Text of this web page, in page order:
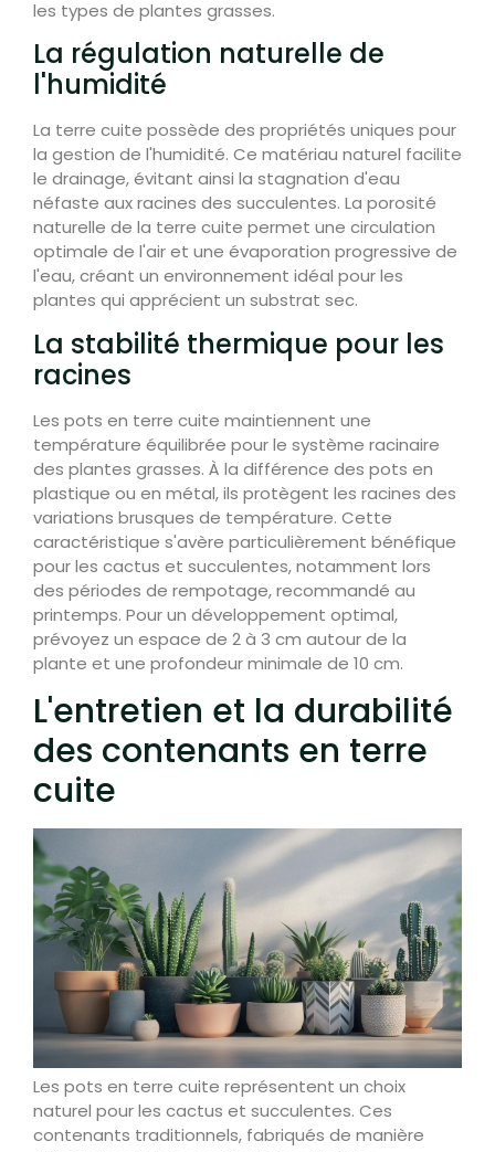
les types de plantes grasses.
La régulation naturelle de
l'humidité
La terre cuite possède des propriétés uniques pour
la gestion de l'humidité. Ce matériau naturel facilite
le drainage, évitant ainsi la stagnation d'eau
néfaste aux racines des succulentes. La porosité
naturelle de la terre cuite permet une circulation
optimale de l'air et une évaporation progressive de
l'eau, créant un environnement idéal pour les
plantes qui apprécient un substrat sec.
La stabilité thermique pour les
racines
Les pots en terre cuite maintiennent une
température équilibrée pour le système racinaire
des plantes grasses. À la différence des pots en
plastique ou en métal, ils protègent les racines des
variations brusques de température. Cette
caractéristique s'avère particulièrement bénéfique
pour les cactus et succulentes, notamment lors
des périodes de rempotage, recommandé au
printemps. Pour un développement optimal,
prévoyez un espace de 2 à 3 cm autour de la
plante et une profondeur minimale de 10 cm.
L'entretien et la durabilité
des contenants en terre
cuite
Les pots en terre cuite représentent un choix
naturel pour les cactus et succulentes. Ces
contenants traditionnels, fabriqués de manière